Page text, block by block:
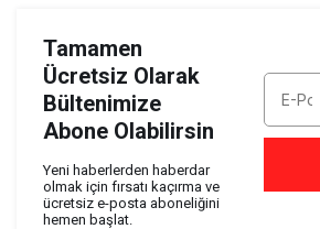
Tamamen
Ücretsiz Olarak
Bültenimize
Abone Olabilirsin
Yeni haberlerden haberdar
olmak için fırsatı kaçırma ve
ücretsiz e-posta aboneliğini
hemen başlat.